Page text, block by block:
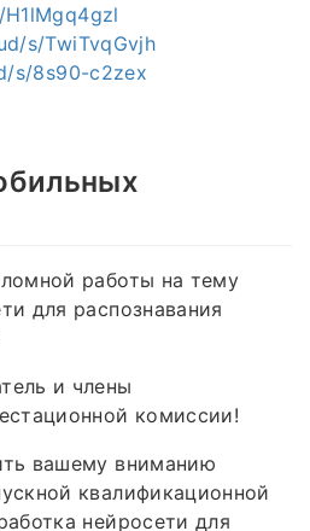
s/TwiTvqGvjh
s/8s90-c2zex
работы на тему
для распознавания
и члены
комиссии!
вашему вниманию
квалификационной
нейросети для